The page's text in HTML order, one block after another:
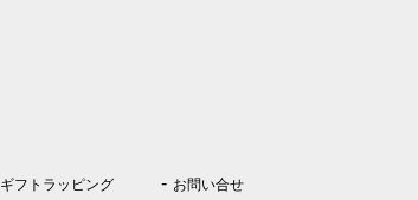
ギフトラッピング お問い合せ